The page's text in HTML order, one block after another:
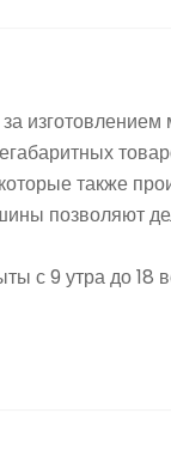
также
позволяют
с 9 утра до 18